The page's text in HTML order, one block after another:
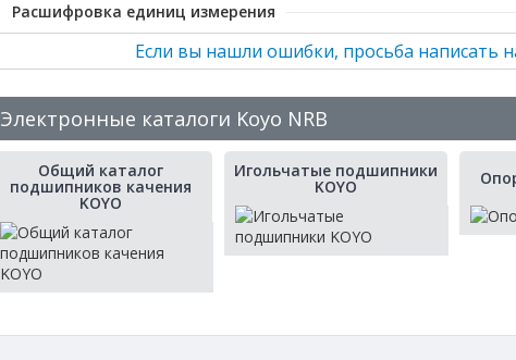
Расшифровка единиц измерения
Если вы нашли ошибки, просьба написать
Электронные каталоги Koyo NRB
Общий каталог
подшипников качения
KOYO
Игольчатые подшипники
KOYO